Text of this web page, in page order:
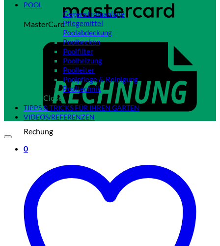
MasterCard
Rechung
0
POOL
Gegenstromanlage
Pflegemittel
Poolabdeckung
Poolbecken
Poolfilter
Poolheizung
Poolleiter
Poolpflege & Reinigung
Pooltechnik
Close
TIPPS & TRICKS FÜR IHREN GARTEN
VIDEOS/REFERENZEN